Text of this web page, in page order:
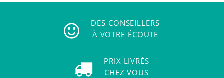
DES CONSEILLERS
À VOTRE ÉCOUTE
PRIX LIVRÉS
CHEZ VOUS